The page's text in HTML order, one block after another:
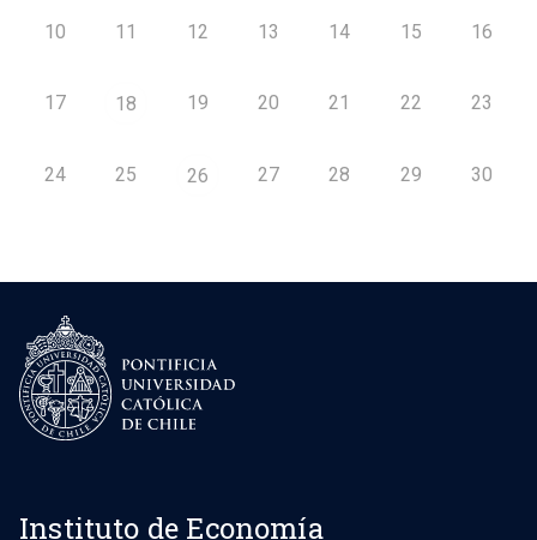
10 11 12 13 14 15 16
17 18 19 20 21 22 23
24 25 26 27 28 29 30
Instituto de Economía